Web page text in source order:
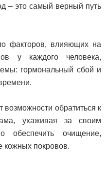
– это самый верный путь
факторов, влияющих на
у каждого человека,
гормональный сбой и
возможности обратиться к
ухаживая за своим
обеспечить очищение,
кожных покровов.